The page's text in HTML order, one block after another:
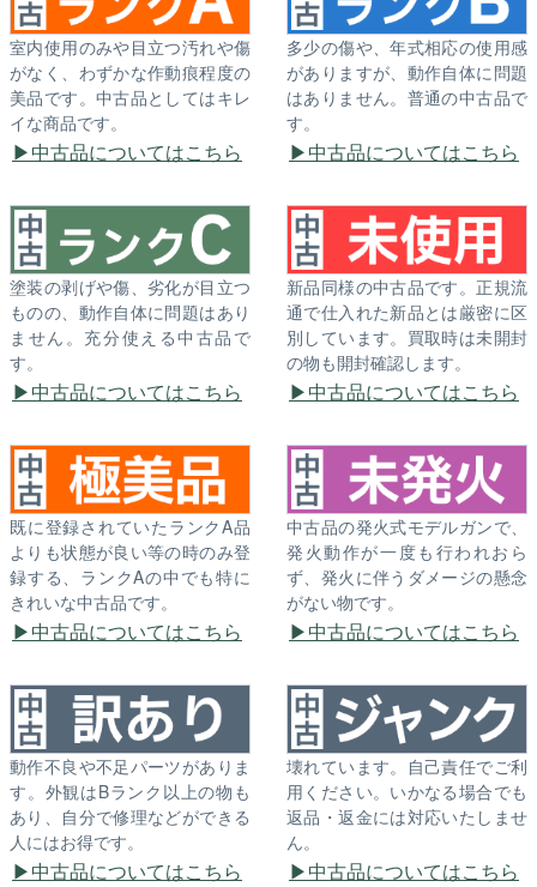
室内使用のみや目立つ汚れや傷
がなく、わずかな作動痕程度の
美品です。中古品としてはキレ
イな商品です。
中古品についてはこちら
多少の傷や、年式相応の使用感
がありますが、動作自体に問題
はありません。普通の中古品で
す。
中古品についてはこちら
塗装の剥げや傷、劣化が目立つ
ものの、動作自体に問題はあり
ません。充分使える中古品で
す。
中古品についてはこちら
新品同様の中古品です。正規流
通で仕入れた新品とは厳密に区
別しています。買取時は未開封
の物も開封確認します。
中古品についてはこちら
既に登録されていたランクA品
よりも状態が良い等の時のみ登
録する、ランクAの中でも特に
きれいな中古品です。
中古品についてはこちら
中古品の発火式モデルガンで、
発火動作が一度も行われおら
ず、発火に伴うダメージの懸念
がない物です。
中古品についてはこちら
動作不良や不足パーツがありま
す。外観はBランク以上の物も
あり、自分で修理などができる
人にはお得です。
中古品についてはこちら
壊れています。自己責任でご利
用ください。いかなる場合でも
返品・返金には対応いたしませ
ん。
中古品についてはこちら